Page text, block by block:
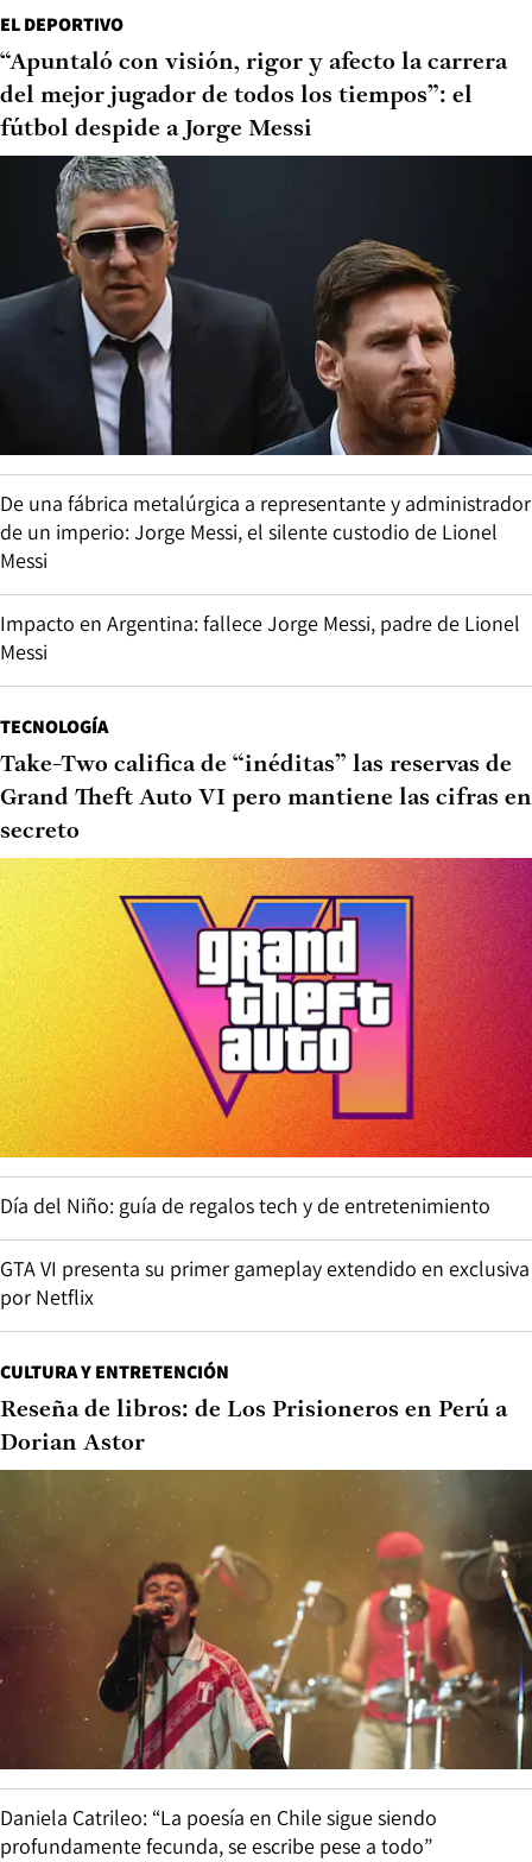
EL DEPORTIVO
“Apuntaló con visión, rigor y afecto la carrera
del mejor jugador de todos los tiempos”: el
fútbol despide a Jorge Messi
De una fábrica metalúrgica a representante y administrador
de un imperio: Jorge Messi, el silente custodio de Lionel
Messi
Impacto en Argentina: fallece Jorge Messi, padre de Lionel
Messi
TECNOLOGÍA
Take-Two califica de “inéditas” las reservas de
Grand Theft Auto VI pero mantiene las cifras en
secreto
Día del Niño: guía de regalos tech y de entretenimiento
GTA VI presenta su primer gameplay extendido en exclusiva
por Netflix
CULTURA Y ENTRETENCIÓN
Reseña de libros: de Los Prisioneros en Perú a
Dorian Astor
Daniela Catrileo: “La poesía en Chile sigue siendo
profundamente fecunda, se escribe pese a todo”